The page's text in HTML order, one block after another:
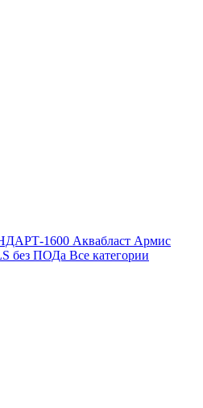
1600 Аквабласт Армис
без ПОДа Все категории